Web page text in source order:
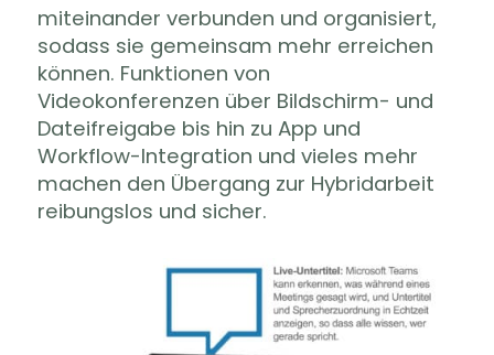
miteinander verbunden und organisiert,
sodass sie gemeinsam mehr erreichen
können. Funktionen von
Videokonferenzen über Bildschirm- und
Dateifreigabe bis hin zu App und
Workflow-Integration und vieles mehr
machen den Übergang zur Hybridarbeit
reibungslos und sicher.